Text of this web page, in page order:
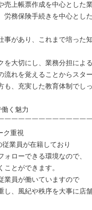
売上帳票作成を中心とした
労務保険手続きを中心とし
事があり、これまで培った
を大切にし、業務分担によ
流れを覚えることからスター
も、充実した教育体制でし
く魅力
￣￣￣￣￣￣￣￣￣￣￣￣￣
ク重視
業員が在籍しており
ォローできる環境なので、
ことができます。
業員が働いていますので
し、風紀や秩序を大事に店